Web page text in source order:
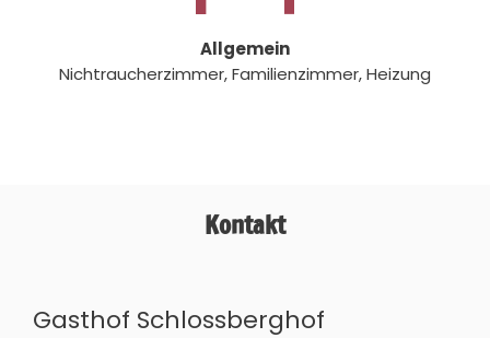
Allgemein
Nichtraucherzimmer, Familienzimmer, Heizung
Kontakt
Gasthof Schlossberghof